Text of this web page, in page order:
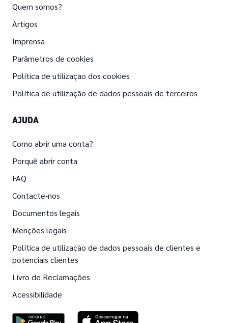
Quem somos?
Artigos
Imprensa
Parâmetros de cookies
Política de utilização dos cookies
Política de utilização de dados pessoais de terceiros
AJUDA
Como abrir uma conta?
Porquê abrir conta
FAQ
Contacte-nos
Documentos legais
Menções legais
Política de utilização de dados pessoais de clientes e
potenciais clientes
Livro de Reclamações
Acessibilidade